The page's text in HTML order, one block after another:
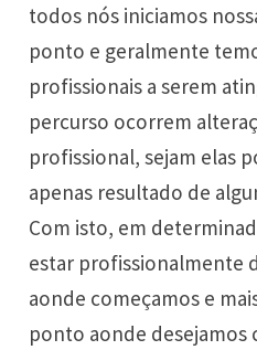
todos nós iniciamos
ponto e geralmente
profissionais a serem
percurso ocorrem
profissional, sejam elas
apenas resultado de
Com isto, em
estar profissionalmente
aonde começamos e
ponto aonde desejamos